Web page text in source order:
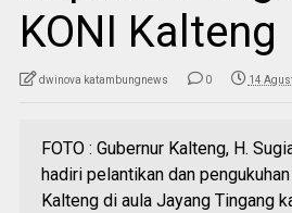
KONI Kalteng
dwinova katambungnews 0 14
FOTO : Gubernur Kalteng, H.
hadiri pelantikan dan
Kalteng di aula Jayang Tingang